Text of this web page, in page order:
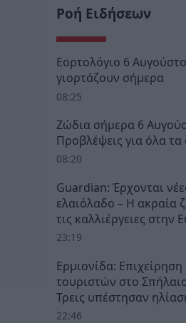
Ροή Ειδήσεων
Εορτολόγιο 6
γιορτάζουν σήμερα
08:25
Ζώδια σήμερα 6
Προβλέψεις για όλα τα
08:20
Guardian: Έρχονται
ελαιόλαδο – Η ακραία
τις καλλιέργειες στην
23:19
Ερμιονίδα:
τουριστών στο
Τρεις υπέστησαν
22:46